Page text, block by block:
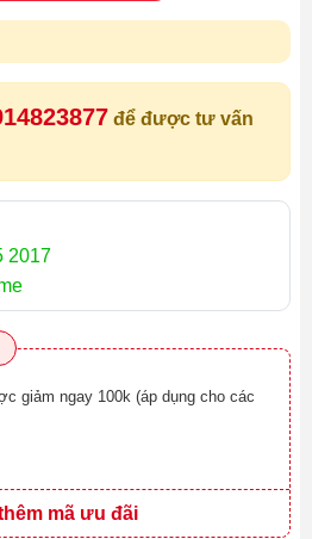
để được tư vấn
2017
mã ưu đãi